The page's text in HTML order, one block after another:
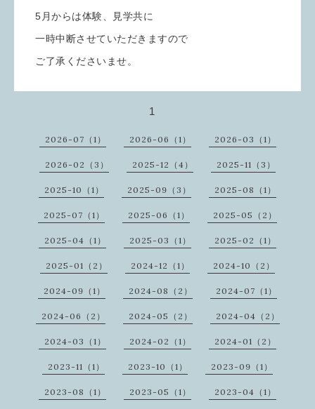
5月からは体験、見学共に
一時中断させていただきますので
ご了承くださいませ。
1
2026-07（1） 2026-06（1） 2026-03（1）
2026-02（3） 2025-12（4） 2025-11（3）
2025-10（1） 2025-09（3） 2025-08（1）
2025-07（1） 2025-06（1） 2025-05（2）
2025-04（1） 2025-03（1） 2025-02（1）
2025-01（2） 2024-12（1） 2024-10（2）
2024-09（1） 2024-08（2） 2024-07（1）
2024-06（2） 2024-05（2） 2024-04（2）
2024-03（1） 2024-02（1） 2024-01（2）
2023-11（1） 2023-10（1） 2023-09（1）
2023-08（1） 2023-05（1） 2023-04（1）